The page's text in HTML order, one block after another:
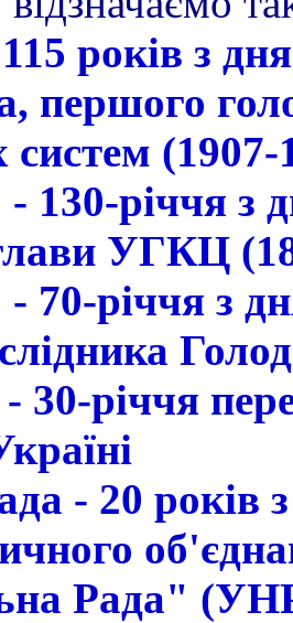
років з
першого
систем (1907-
- 130-річчя з
УГКЦ
- 70-річчя з
30-річчя
- 20 років
Рада"